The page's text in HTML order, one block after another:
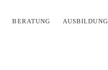
BERATUNG AUSBILDUNG